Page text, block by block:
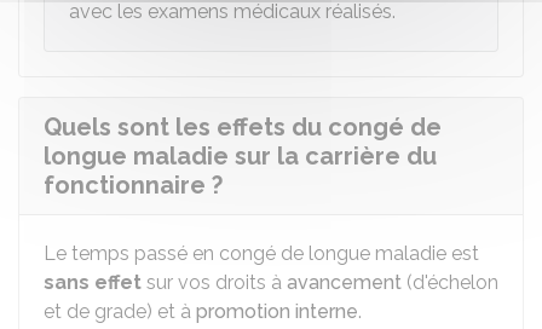
avec les examens médicaux réalisés.
Quels sont les effets du congé de
longue maladie sur la carrière du
fonctionnaire ?
Le temps passé en congé de longue maladie est
sans effet sur vos droits à avancement (d'échelon
et de grade) et à promotion interne.